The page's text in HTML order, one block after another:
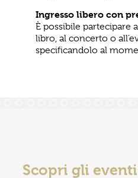
Ingresso libero con
È possibile partecipare
libro, al concerto o
specificandolo al
Scopri gli